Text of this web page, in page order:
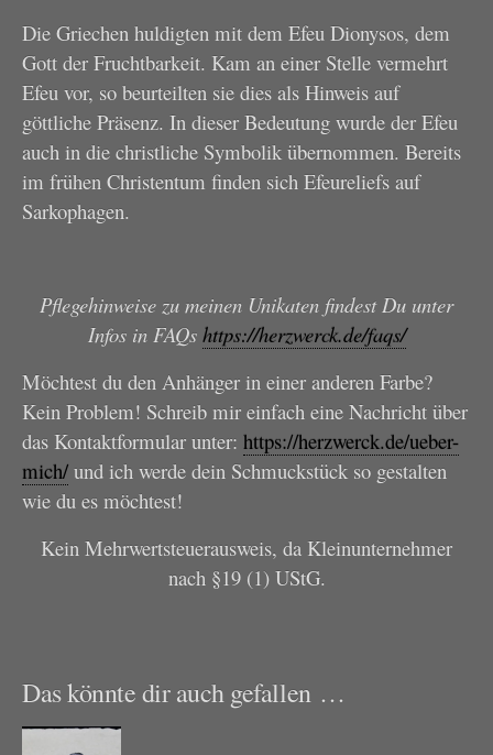
Die Griechen huldigten mit dem Efeu Dionysos, dem
Gott der Fruchtbarkeit. Kam an einer Stelle vermehrt
Efeu vor, so beurteilten sie dies als Hinweis auf
göttliche Präsenz. In dieser Bedeutung wurde der Efeu
auch in die christliche Symbolik übernommen. Bereits
im frühen Christentum finden sich Efeureliefs auf
Sarkophagen.
Pflegehinweise zu meinen Unikaten findest Du unter
Infos in FAQs https://herzwerck.de/faqs/
Möchtest du den Anhänger in einer anderen Farbe?
Kein Problem! Schreib mir einfach eine Nachricht über
das Kontaktformular unter: https://herzwerck.de/ueber-
mich/ und ich werde dein Schmuckstück so gestalten
wie du es möchtest!
Kein Mehrwertsteuerausweis, da Kleinunternehmer
nach §19 (1) UStG.
Das könnte dir auch gefallen …